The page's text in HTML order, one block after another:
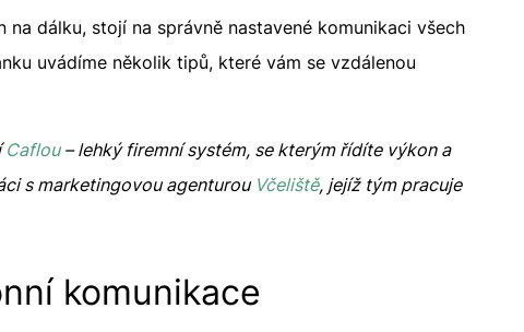
dálku, stojí na správně nastavené komunikaci všech
uvádíme několik tipů, které vám se vzdálenou
Caflou– lehký firemní systém, se kterým řídíte výkon a
s marketingovou agenturou Včeliště, jejíž tým pracuje
komunikace